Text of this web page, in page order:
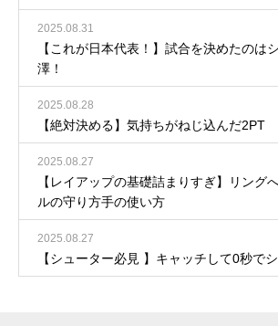
2025.08.31
【これが日本代表！】試合を決めたのは
澤！
2025.08.28
【絶対決める】気持ちがねじ込んだ2PT
2025.08.27
【レイアップの基礎詰まりすぎ】リング
ルの守り方手の使い方
2025.08.27
【シューター必見 】キャッチして0秒で